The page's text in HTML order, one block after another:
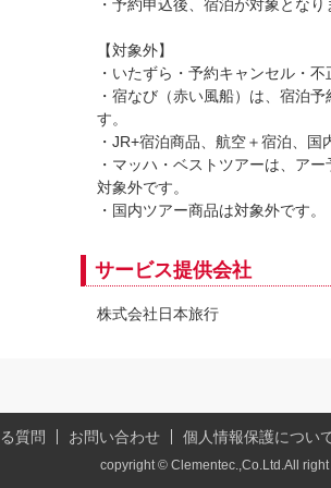
・予約申込後、宿泊が対象となり
【対象外】
・いたずら・予約キャンセル・
・宿なび（赤い風船）は、宿泊
す。
・JR+宿泊商品、航空＋宿泊、国
・マッハ・ベストツアーは、ア
対象外です。
・国内ツアー商品は対象外です。
サービス提供会社
株式会社日本旅行
質問 お問い合わせ 個人情報保護につい
copyright © Clementec.,Co.Ltd.All